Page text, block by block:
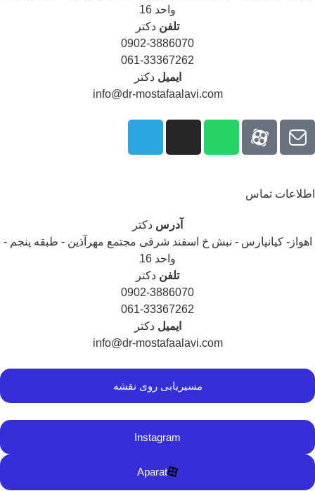
واحد 16
تلفندکتر
0902-3886070
061-33367262
ایمیلدکتر
info@dr-mostafaalavi.com
تماس
آدرسدکتر
کیانپارس - نبش خ اسفند شرقی مجتمع مهرآذین - طبقه پنجم -
واحد 16
تلفندکتر
0902-3886070
061-33367262
ایمیلدکتر
info@dr-mostafaalavi.com
مسیریابی روی نقشه
Instagram
Aparat